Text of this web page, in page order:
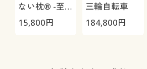
ない枕® -至
極-
15,800円
三輪自転車
184,800円